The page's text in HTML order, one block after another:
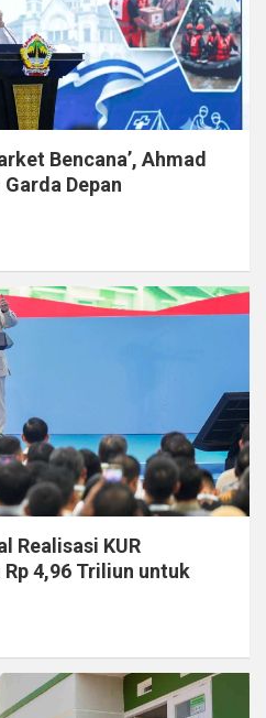
Bencana’, Ahmad
Depan
Realisasi KUR
4,96 Triliun untuk